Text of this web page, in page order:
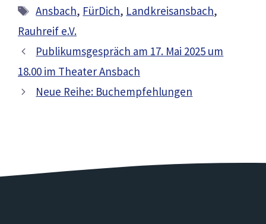
Schlagwörter
Ansbach, FürDich, Landkreisansbach,
Rauhreif e.V.
Publikumsgespräch am 17. Mai 2025 um
18.00 im Theater Ansbach
Neue Reihe: Buchempfehlungen